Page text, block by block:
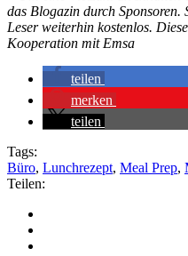
das Blogazin durch
Leser weiterhin kostenlos.
Kooperation mit Emsa
teilen
merken
teilen
Tags:
Büro, Lunchrezept, Meal Prep,
Teilen: